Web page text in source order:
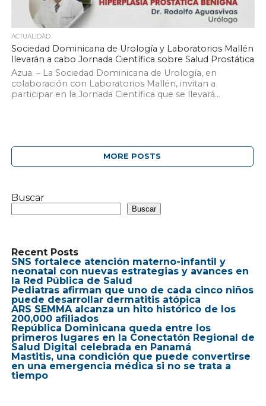
ACTUALIDAD
Sociedad Dominicana de Urología y Laboratorios Mallén
llevarán a cabo Jornada Científica sobre Salud Prostática
Azua. – La Sociedad Dominicana de Urología, en
colaboración con Laboratorios Mallén, invitan a
participar en la Jornada Científica que se llevará...
MORE POSTS
Buscar
Buscar
Recent Posts
SNS fortalece atención materno-infantil y
neonatal con nuevas estrategias y avances en
la Red Pública de Salud
Pediatras afirman que uno de cada cinco niños
puede desarrollar dermatitis atópica
ARS SEMMA alcanza un hito histórico de los
200,000 afiliados
República Dominicana queda entre los
primeros lugares en la Conectatón Regional de
Salud Digital celebrada en Panamá
Mastitis, una condición que puede convertirse
en una emergencia médica si no se trata a
tiempo